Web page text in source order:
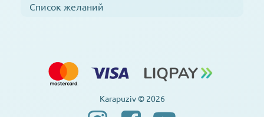
Список желаний
Karapuziv © 2026